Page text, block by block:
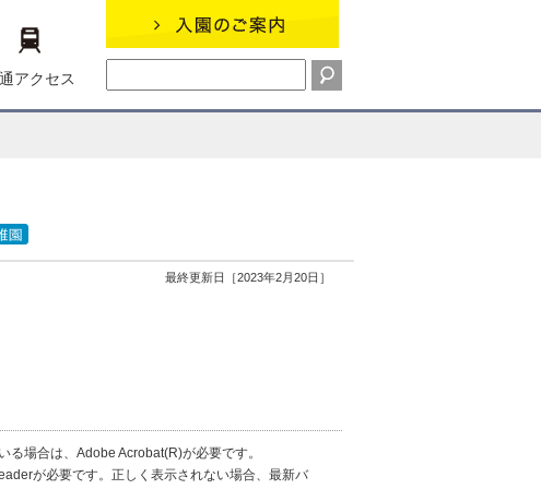
アクセス
最終更新日［2023年2月20日］
場合は、Adobe Acrobat(R)が必要です。
が必要です。正しく表示されない場合、最新バ